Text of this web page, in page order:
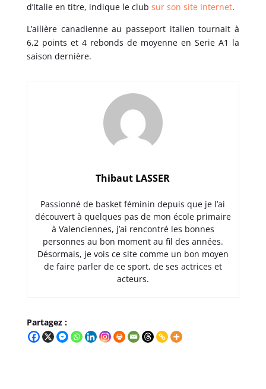
d’Italie en titre, indique le club sur son site Internet.
L’ailière canadienne au passeport italien tournait à
6,2 points et 4 rebonds de moyenne en Serie A1 la
saison dernière.
Thibaut LASSER
Passionné de basket féminin depuis que je l’ai
découvert à quelques pas de mon école primaire
à Valenciennes, j’ai rencontré les bonnes
personnes au bon moment au fil des années.
Désormais, je vois ce site comme un bon moyen
de faire parler de ce sport, de ses actrices et
acteurs.
Partagez :